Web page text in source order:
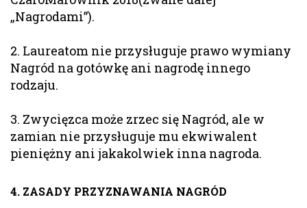
„Nagrodami”).
2. Laureatom nie przysługuje prawo wymiany
Nagród na gotówkę ani nagrodę innego
rodzaju.
3. Zwycięzca może zrzec się Nagród, ale w
zamian nie przysługuje mu ekwiwalent
pieniężny ani jakakolwiek inna nagroda.
4. ZASADY PRZYZNAWANIA NAGRÓD